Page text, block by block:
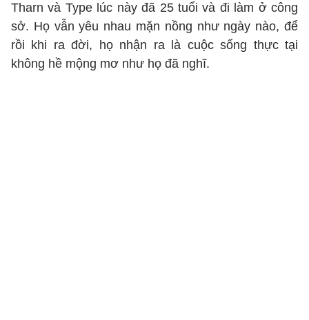
Tharn và Type lúc này đã 25 tuổi và đi làm ở công
sở. Họ vẫn yêu nhau mặn nồng như ngày nào, để
rồi khi ra đời, họ nhận ra là cuộc sống thực tại
không hề mộng mơ như họ đã nghĩ.